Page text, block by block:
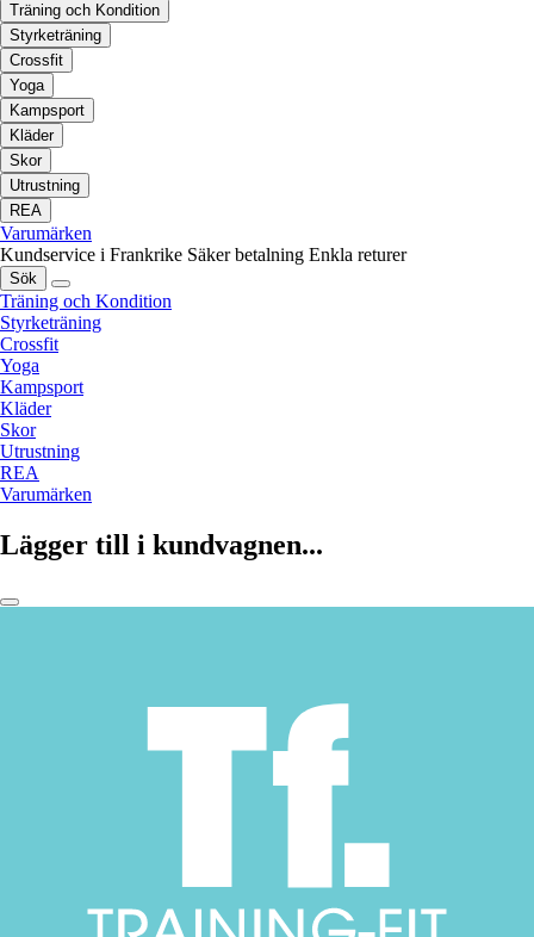
Träning och Kondition
Styrketräning
Crossfit
Yoga
Kampsport
Kläder
Skor
Utrustning
REA
Varumärken
Kundservice i Frankrike Säker betalning Enkla returer
Sök
Träning och Kondition
Styrketräning
Crossfit
Yoga
Kampsport
Kläder
Skor
Utrustning
REA
Varumärken
Lägger till i kundvagnen...